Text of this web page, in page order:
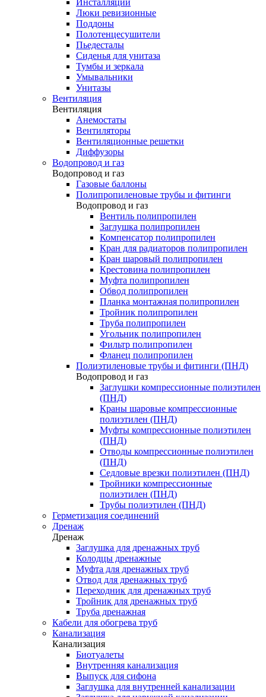
Инсталляции
Люки ревизионные
Поддоны
Полотенцесушители
Пьедесталы
Сиденья для унитаза
Тумбы и зеркала
Умывальники
Унитазы
Вентиляция
Вентиляция
Анемостаты
Вентиляторы
Вентиляционные решетки
Диффузоры
Водопровод и газ
Водопровод и газ
Газовые баллоны
Полипропиленовые трубы и фитинги
Водопровод и газ
Вентиль полипропилен
Заглушка полипропилен
Компенсатор полипропилен
Кран для радиаторов полипропилен
Кран шаровый полипропилен
Крестовина полипропилен
Муфта полипропилен
Обвод полипропилен
Планка монтажная полипропилен
Тройник полипропилен
Труба полипропилен
Угольник полипропилен
Фильтр полипропилен
Фланец полипропилен
Полиэтиленовые трубы и фитинги (ПНД)
Водопровод и газ
Заглушки компрессионные полиэтилен
(ПНД)
Краны шаровые компрессионные
полиэтилен (ПНД)
Муфты компрессионные полиэтилен
(ПНД)
Отводы компрессионные полиэтилен
(ПНД)
Седловые врезки полиэтилен (ПНД)
Тройники компрессионные
полиэтилен (ПНД)
Трубы полиэтилен (ПНД)
Герметизация соединений
Дренаж
Дренаж
Заглушка для дренажных труб
Колодцы дренажные
Муфта для дренажных труб
Отвод для дренажных труб
Переходник для дренажных труб
Тройник для дренажных труб
Труба дренажная
Кабели для обогрева труб
Канализация
Канализация
Биотуалеты
Внутренняя канализация
Выпуск для сифона
Заглушка для внутренней канализации